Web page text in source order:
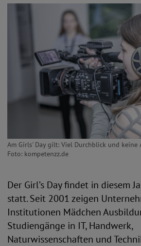
Am Girls' Day gilt: Viel Durchblick und keine
Foto: kompetenzz.de
Der Girl’s Day findet in diesem
statt. Seit 2001 zeigen
Institutionen Mädchen
Studiengänge in IT, Handwerk,
Naturwissenschaften und